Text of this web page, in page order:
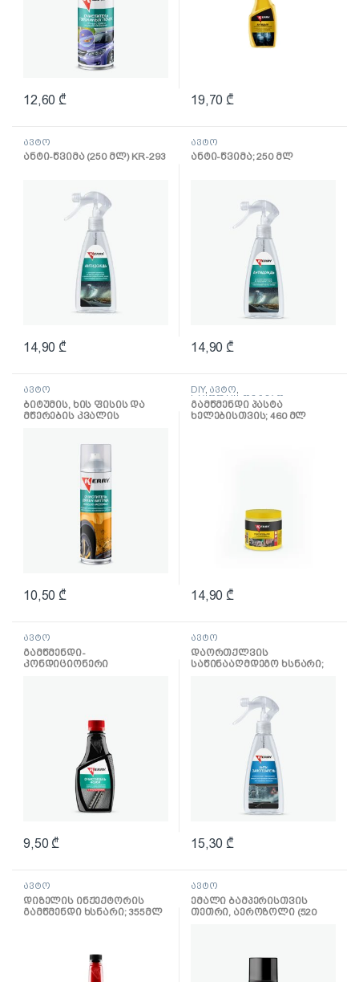
12,60 ₾ 19,70 ₾
ავტო
ანტი-წვიმა (250 მლ) KR-293
14,90₾
ავტო
ანტი-წვიმა; 250 მლ
14,90₾
ავტო
ბიტუმის, ხის ფისის და
მწერების კვალის
10,50 ₾
DIY, ავტო,
საყოფაცხოვრებო
სხვადასხვა
გამწმენდი პასტა
ხელებისთვის; 460 მლ
14,90 ₾
ავტო
გამწმენდი-
კონდიციონერი
9,50 ₾
ავტო
დაორთქლვის
საწინააღმდეგო ხსნარი;
15,30 ₾
ავტო
დიზელის ინჟექტორის
გამწმენდი ხსნარი; 355მლ
ავტო
ემალი ბამპერისთვის
თეთრი, აეროზოლი (520